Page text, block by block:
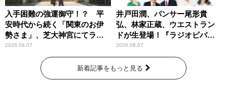
入手困難の強運御守！？ 平
安時代から続く「関東のお伊
勢さま」、芝大神宮にてラン
パンプスが合格祈願！
2026.08.07
井戸田潤、パンサー尾形貴
弘、林家正蔵、ウエストラン
ドが生登場！『ラジオビバリ
ー昼ズ』
2026.08.07
新着記事をもっと見る